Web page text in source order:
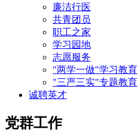
廉洁行医
共青团员
职工之家
学习园地
志愿服务
"两学一做"学习教育
"三严三实"专题教育
诚聘英才
党群工作